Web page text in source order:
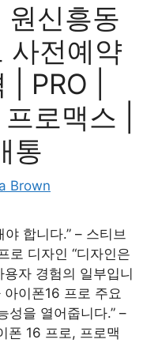
원신흥동
사전예약
PRO |
로맥스 |
통
Brown
합니다.” – 스티브
로 디자인 “디자인은
자 경험의 일부입니
아이폰16 프로 주요
성을 열어줍니다.” –
폰 16 프로, 프로맥